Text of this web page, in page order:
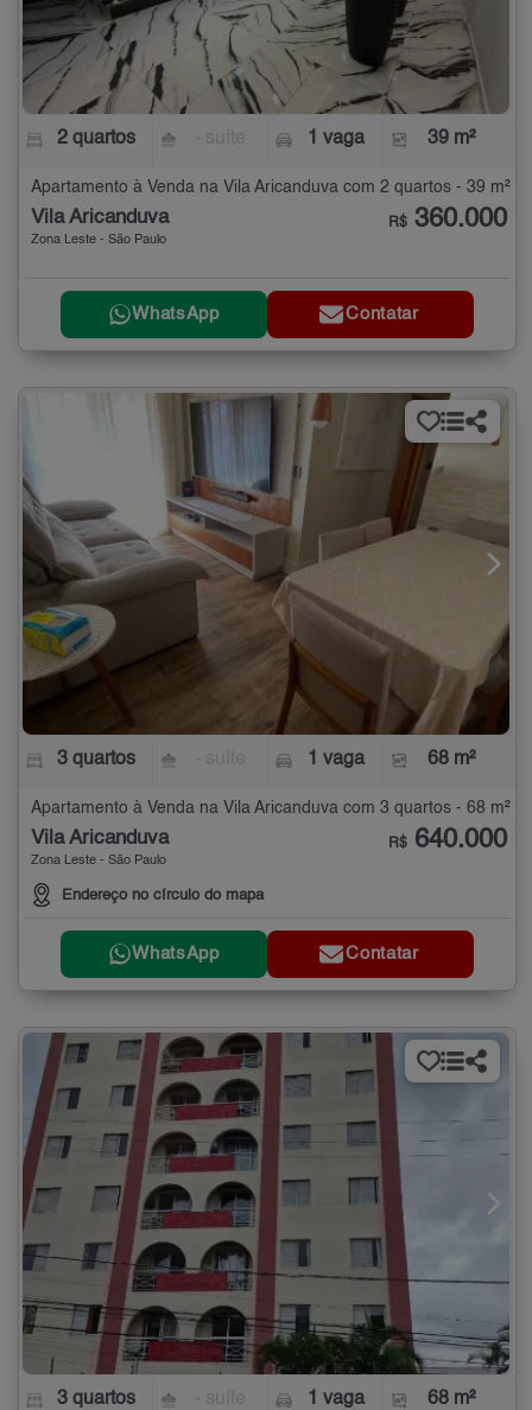
2 quartos 1 vaga 39 m²
Apartamento à Venda na Vila Aricanduva com 2 quartos - 39 m²
Vila Aricanduva
Zona Leste - São Paulo
R$ 360.000
WhatsApp Contatar
3 quartos 1 vaga 68 m²
Apartamento à Venda na Vila Aricanduva com 3 quartos - 68 m²
Vila Aricanduva
Zona Leste - São Paulo
Endereço no círculo do mapa
R$ 640.000
WhatsApp Contatar
3 quartos 1 vaga 68 m²